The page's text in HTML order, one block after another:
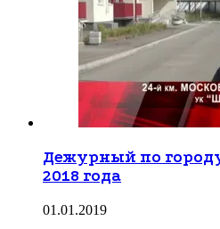
Дежурный по
2018 года
01.01.2019